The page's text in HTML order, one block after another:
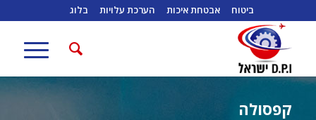
ביטוח אבטחת איכות הערכת עלויות בלוג
קפסולה